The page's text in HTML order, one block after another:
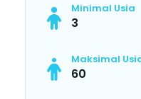
Minimal Usia
3
Maksimal
60